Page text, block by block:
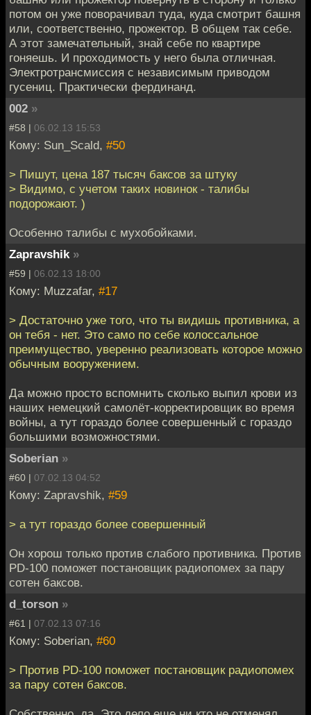
потом он уже поворачивал туда, куда смотрит башня
или, соответственно, прожектор. В общем так себе.
А этот замечательный, знай себе по квартире
гоняешь. И проходимость у него была отличная.
Электротрансмиссия с независимым приводом
гусениц. Практически фердинанд.
002 »
#58 | 06.02.13 15:53
Кому: Sun_Scald, #50
> Пишут, цена 187 тысяч баксов за штуку
> Видимо, с учетом таких новинок - талибы
подорожают. )
Особенно талибы с мухобойками.
Zapravshik »
#59 | 06.02.13 18:00
Кому: Muzzafar, #17
> Достаточно уже того, что ты видишь противника, а
он тебя - нет. Это само по себе колоссальное
преимущество, уверенно реализовать которое можно
обычным вооружением.
Да можно просто вспомнить сколько выпил крови из
наших немецкий самолёт-корректировщик во время
войны, а тут гораздо более совершенный c гораздо
большими возможностями.
Soberian »
#60 | 07.02.13 04:52
Кому: Zapravshik, #59
> а тут гораздо более совершенный
Он хорош только против слабого противника. Против
PD-100 поможет постановщик радиопомех за пару
сотен баксов.
d_torson »
#61 | 07.02.13 07:16
Кому: Soberian, #60
> Против PD-100 поможет постановщик радиопомех
за пару сотен баксов.